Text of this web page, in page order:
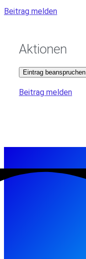
Beitrag melden
Aktionen
Eintrag beanspruchen
Beitrag melden